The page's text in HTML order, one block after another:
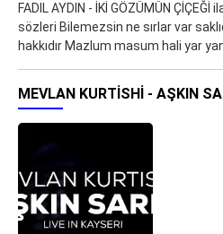
FADIL AYDIN - İKİ GÖZÜMÜN
sözleri Bilemezsin ne sırlar var
hakkıdır Mazlum masum hali yar
MEVLAN KURTISHI - AŞKIN